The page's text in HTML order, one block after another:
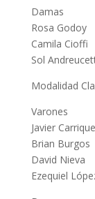
Damas
Rosa Godoy
Camila Cioffi
Sol
Modalidad
Varones
Javier
Brian Burgos
David Nieva
Ezequiel